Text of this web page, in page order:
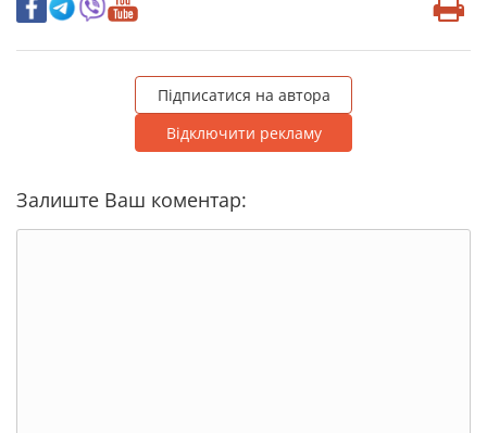
Підписатися на автора
Відключити рекламу
Залиште Ваш коментар: